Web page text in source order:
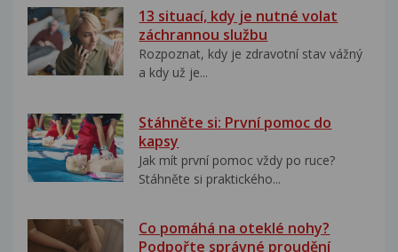
13 situací, kdy je nutné volat
záchrannou službu
Rozpoznat, kdy je zdravotní stav vážný
a kdy už je...
Stáhněte si: První pomoc do
kapsy
Jak mít první pomoc vždy po ruce?
Stáhněte si praktického...
Co pomáhá na oteklé nohy?
Podpořte správné proudění